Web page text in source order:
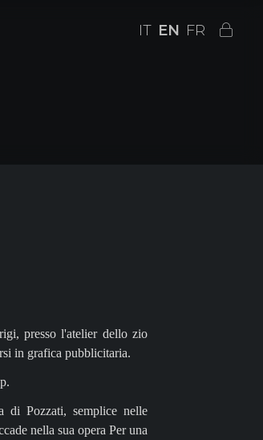
IT EN FR
presso l'atelier dello zio
in grafica pubblicitaria.
di Pozzati, semplice nelle
nella sua opera Per una